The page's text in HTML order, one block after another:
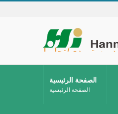
الصفحة الرئيسية
الصفحة الرئيسية